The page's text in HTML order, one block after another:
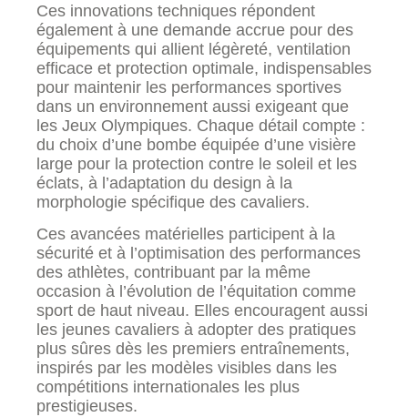
Ces innovations techniques répondent
également à une demande accrue pour des
équipements qui allient légèreté, ventilation
efficace et protection optimale, indispensables
pour maintenir les performances sportives
dans un environnement aussi exigeant que
les Jeux Olympiques. Chaque détail compte :
du choix d’une bombe équipée d’une visière
large pour la protection contre le soleil et les
éclats, à l’adaptation du design à la
morphologie spécifique des cavaliers.
Ces avancées matérielles participent à la
sécurité et à l’optimisation des performances
des athlètes, contribuant par la même
occasion à l’évolution de l’équitation comme
sport de haut niveau. Elles encouragent aussi
les jeunes cavaliers à adopter des pratiques
plus sûres dès les premiers entraînements,
inspirés par les modèles visibles dans les
compétitions internationales les plus
prestigieuses.